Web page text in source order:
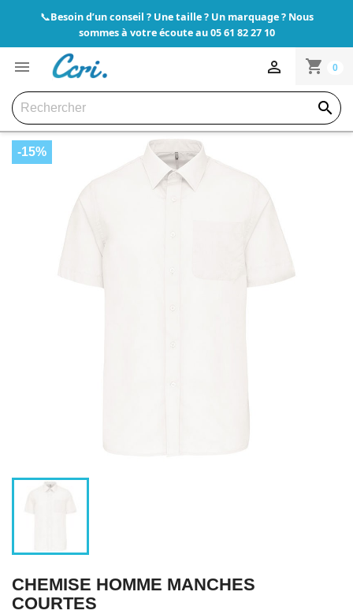
📞Besoin d’un conseil ? Une taille ? Un marquage ? Nous
sommes à votre écoute au 05 61 82 27 10
 shopping_cart 0


-15%
CHEMISE HOMME MANCHES
COURTES